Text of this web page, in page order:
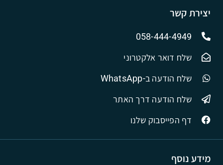
מידע נוסף
יצירת קשר
058-444-4949
שלח דואר אלקטרוני
שלח הודעה ב-WhatsApp
שלח הודעה דרך האתר
דף הפייסבוק שלנו